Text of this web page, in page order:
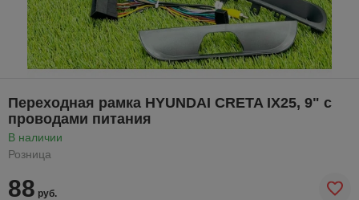
Переходная рамка HYUNDAI CRETA IX25, 9" с
проводами питания
В наличии
Розница
88 руб.